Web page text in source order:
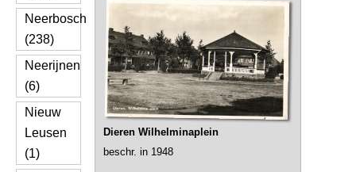
Neerbosch
(238)
Neerijnen
(6)
Nieuw
Leusen
(1)
Dieren Wilhelminaplein
beschr. in 1948